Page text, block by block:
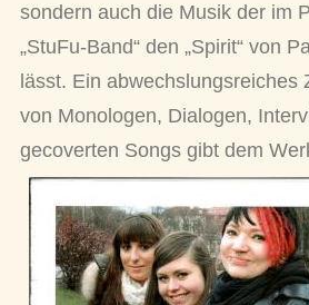
sondern auch die Musik der im
„StuFu-Band“ den „Spirit“ von
lässt. Ein abwechslungsreiches
von Monologen, Dialogen,
gecoverten Songs gibt dem